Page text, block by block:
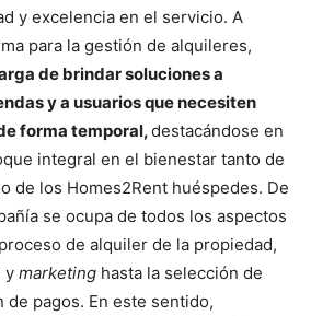
y excelencia en el servicio. A
para la gestión de alquileres,
de brindar soluciones a
y a usuarios que necesiten
forma temporal,destacándose en
integral en el bienestar tanto de
de los Homes2Rent huéspedes. De
se ocupa de todos los aspectos
de alquiler de la propiedad,
y marketing hasta la selección de
de pagos. En este sentido,